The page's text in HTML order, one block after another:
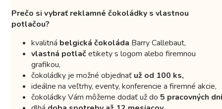
Prečo si vybrať reklamné čokoládky s vlastnou
potlačou?
kvalitná belgická čokoláda Barry Callebaut,
vlastná potlačetikety s logom alebo firemnou
grafikou,
čokoládky je možné objednať už od 100 ks,
ideálne na veľtrhy, eventy, konferencie a firemné akcie,
čokoládky Vám môžeme dodať už do 5 pracovných